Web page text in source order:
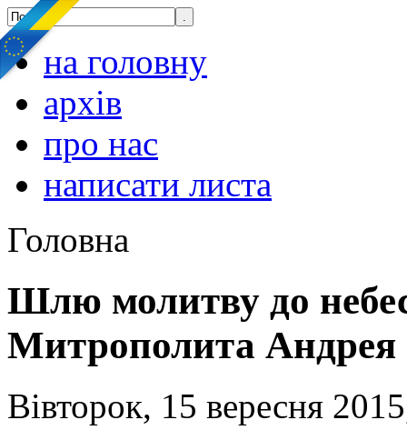
на головну
архів
про нас
написати листа
Головна
Шлю молитву до
Митрополита Андрея
Вівторок, 15 вересня